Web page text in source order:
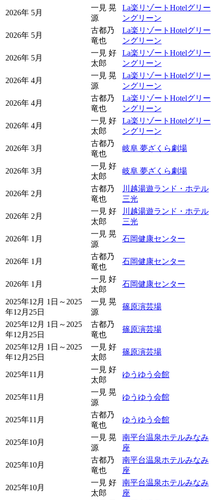
2026年 5月
一見 晃
源
La楽リゾートHotelグリー
ングリーン
2026年 5月
古都乃
竜也
La楽リゾートHotelグリー
ングリーン
2026年 5月
一見 好
太郎
La楽リゾートHotelグリー
ングリーン
2026年 4月
一見 晃
源
La楽リゾートHotelグリー
ングリーン
2026年 4月
古都乃
竜也
La楽リゾートHotelグリー
ングリーン
2026年 4月
一見 好
太郎
La楽リゾートHotelグリー
ングリーン
2026年 3月
古都乃
竜也
岐阜 夢ざくら劇場
2026年 3月
一見 好
太郎
岐阜 夢ざくら劇場
2026年 2月
古都乃
竜也
川越湯遊ランド・ホテル
三光
2026年 2月
一見 好
太郎
川越湯遊ランド・ホテル
三光
2026年 1月
一見 晃
源
石岡健康センター
2026年 1月
古都乃
竜也
石岡健康センター
2026年 1月
一見 好
太郎
石岡健康センター
2025年12月 1日～2025
年12月25日
一見 晃
源
篠原演芸場
2025年12月 1日～2025
年12月25日
古都乃
竜也
篠原演芸場
2025年12月 1日～2025
年12月25日
一見 好
太郎
篠原演芸場
2025年11月
一見 好
太郎
ゆうゆう会館
2025年11月
一見 晃
源
ゆうゆう会館
2025年11月
古都乃
竜也
ゆうゆう会館
2025年10月
一見 晃
源
南平台温泉ホテルみなみ
座
2025年10月
古都乃
竜也
南平台温泉ホテルみなみ
座
2025年10月
一見 好
太郎
南平台温泉ホテルみなみ
座